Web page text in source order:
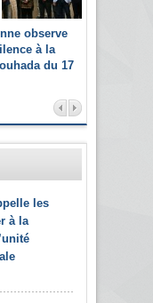
observe
à la
du 17
les
à la